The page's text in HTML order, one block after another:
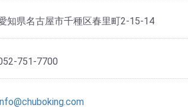
知県名古屋市千種区春里町2-15-14
751-7700